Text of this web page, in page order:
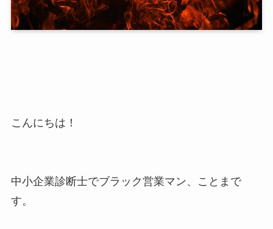
こんにちは！
中小企業診断士でブラック営業マン、ことまで
す。